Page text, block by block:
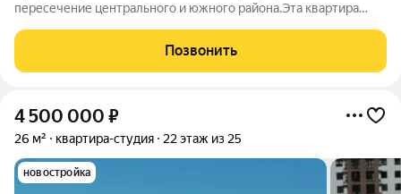
пересечение центрального и южного района.Эта квартира
успешного инвестирования. Площадь квартиры 41.8 м В
квартире на данный момент
Позвонить
4 500 000 ₽
26 м² квартира-студия 22 этаж из 25
новостройка